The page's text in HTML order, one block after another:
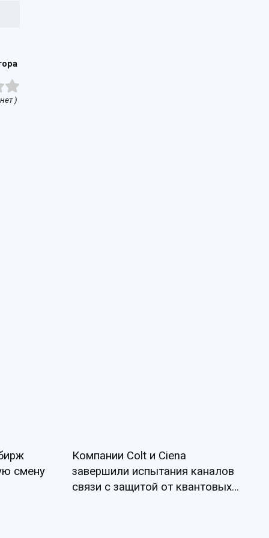
)
смену
Компании Colt и Ciena
завершили испытания каналов
связи с защитой от квантовых